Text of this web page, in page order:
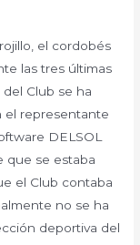
el cordobés
las tres últimas
Club se ha
el representante
DELSOL
que se estaba
el Club contaba
no se ha
deportiva del